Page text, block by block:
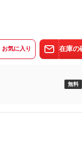
お気に入り 在庫の
無料